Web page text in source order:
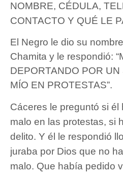
NOMBRE, CÉDULA,
CONTACTO Y QUÉ LE
El Negro le dio su
Chamita y le respondió:
DEPORTANDO POR
MÍO EN PROTESTAS”.
Cáceres le preguntó si
malo en las protestas, si
delito. Y él le respondió
juraba por Dios que no
malo. Que había pedido